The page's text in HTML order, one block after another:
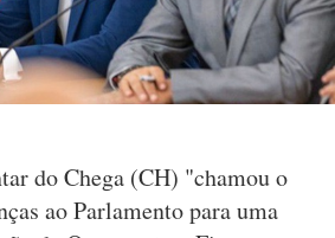
do Chega (CH) "chamou o
ao Parlamento para uma